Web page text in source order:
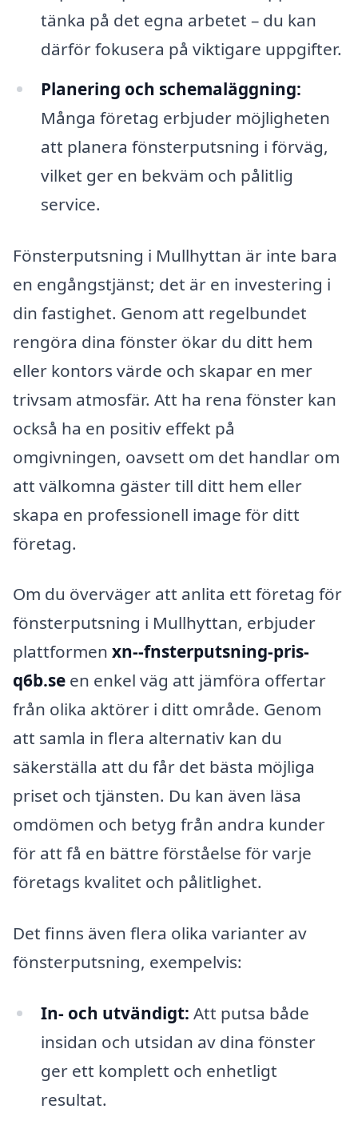
tänka på det egna arbetet – du kan
därför fokusera på viktigare uppgifter.
Planering och schemaläggning:
Många företag erbjuder möjligheten
att planera fönsterputsning i förväg,
vilket ger en bekväm och pålitlig
service.
Fönsterputsning i Mullhyttan är inte bara
en engångstjänst; det är en investering i
din fastighet. Genom att regelbundet
rengöra dina fönster ökar du ditt hem
eller kontors värde och skapar en mer
trivsam atmosfär. Att ha rena fönster kan
också ha en positiv effekt på
omgivningen, oavsett om det handlar om
att välkomna gäster till ditt hem eller
skapa en professionell image för ditt
företag.
Om du överväger att anlita ett företag för
fönsterputsning i Mullhyttan, erbjuder
plattformen xn--fnsterputsning-pris-
q6b.se en enkel väg att jämföra offertar
från olika aktörer i ditt område. Genom
att samla in flera alternativ kan du
säkerställa att du får det bästa möjliga
priset och tjänsten. Du kan även läsa
omdömen och betyg från andra kunder
för att få en bättre förståelse för varje
företags kvalitet och pålitlighet.
Det finns även flera olika varianter av
fönsterputsning, exempelvis:
In- och utvändigt: Att putsa både
insidan och utsidan av dina fönster
ger ett komplett och enhetligt
resultat.